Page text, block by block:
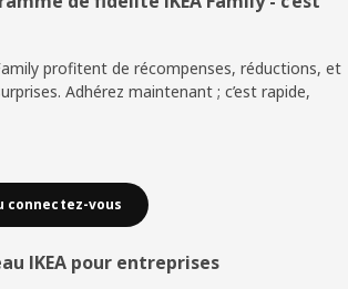
profitent de récompenses, réductions, et
Adhérez maintenant ; c’est rapide,
connectez-vous
IKEA pour entreprises